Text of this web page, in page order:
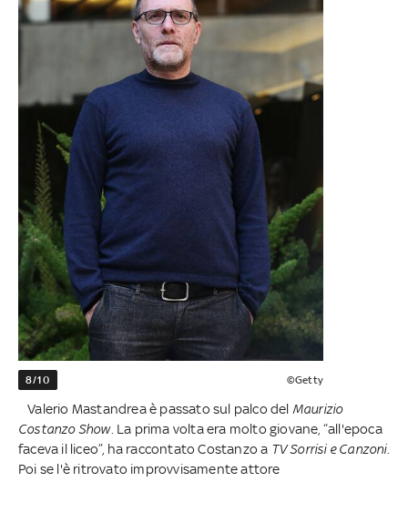
8/10 ©Getty
Valerio Mastandrea è passato sul palco del Maurizio
Costanzo Show. La prima volta era molto giovane, “all'epoca
faceva il liceo”, ha raccontato Costanzo a TV Sorrisi e Canzoni.
Poi se l'è ritrovato improvvisamente attore